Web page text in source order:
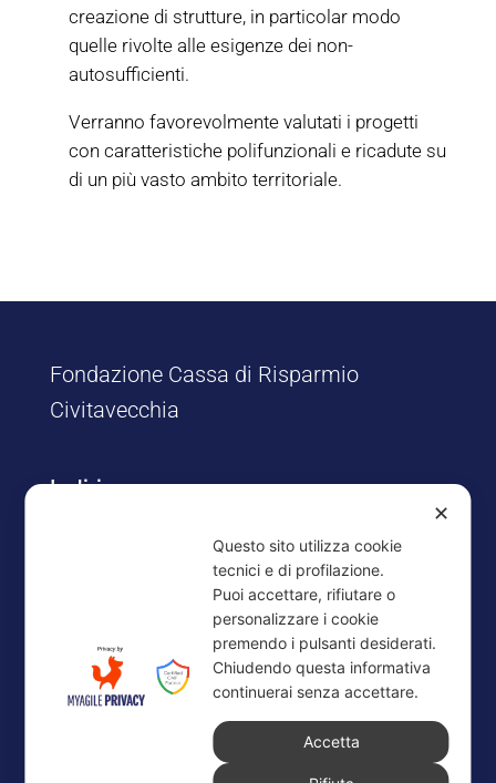
creazione di strutture, in particolar modo
quelle rivolte alle esigenze dei non-
autosufficienti.
Verranno favorevolmente valutati i progetti
con caratteristiche polifunzionali e ricadute su
di un più vasto ambito territoriale.
Fondazione Cassa di Risparmio
Civitavecchia
Indirizzo
00053 Civitavecchia (RM)
Tel. 0766.25172
Fax: 0766.30610
E-mail: segreteriapresidenza@fondazionecariciv.it
✕
Questo sito utilizza cookie
tecnici e di profilazione.
Puoi accettare, rifiutare o
personalizzare i cookie
premendo i pulsanti desiderati.
Chiudendo questa informativa
continuerai senza accettare.
Accetta